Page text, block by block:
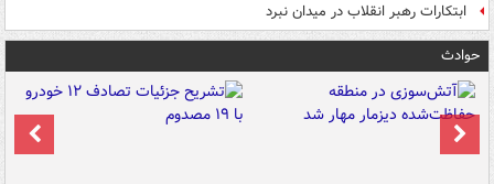
ابتکارات رهبر انقلاب در میدان نبرد
حوادث